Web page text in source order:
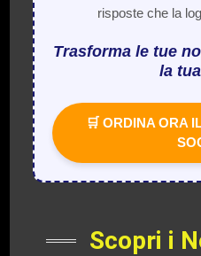
risposte che la
Trasforma le tue
la
🛒 ORDINA ORA
Scopri i